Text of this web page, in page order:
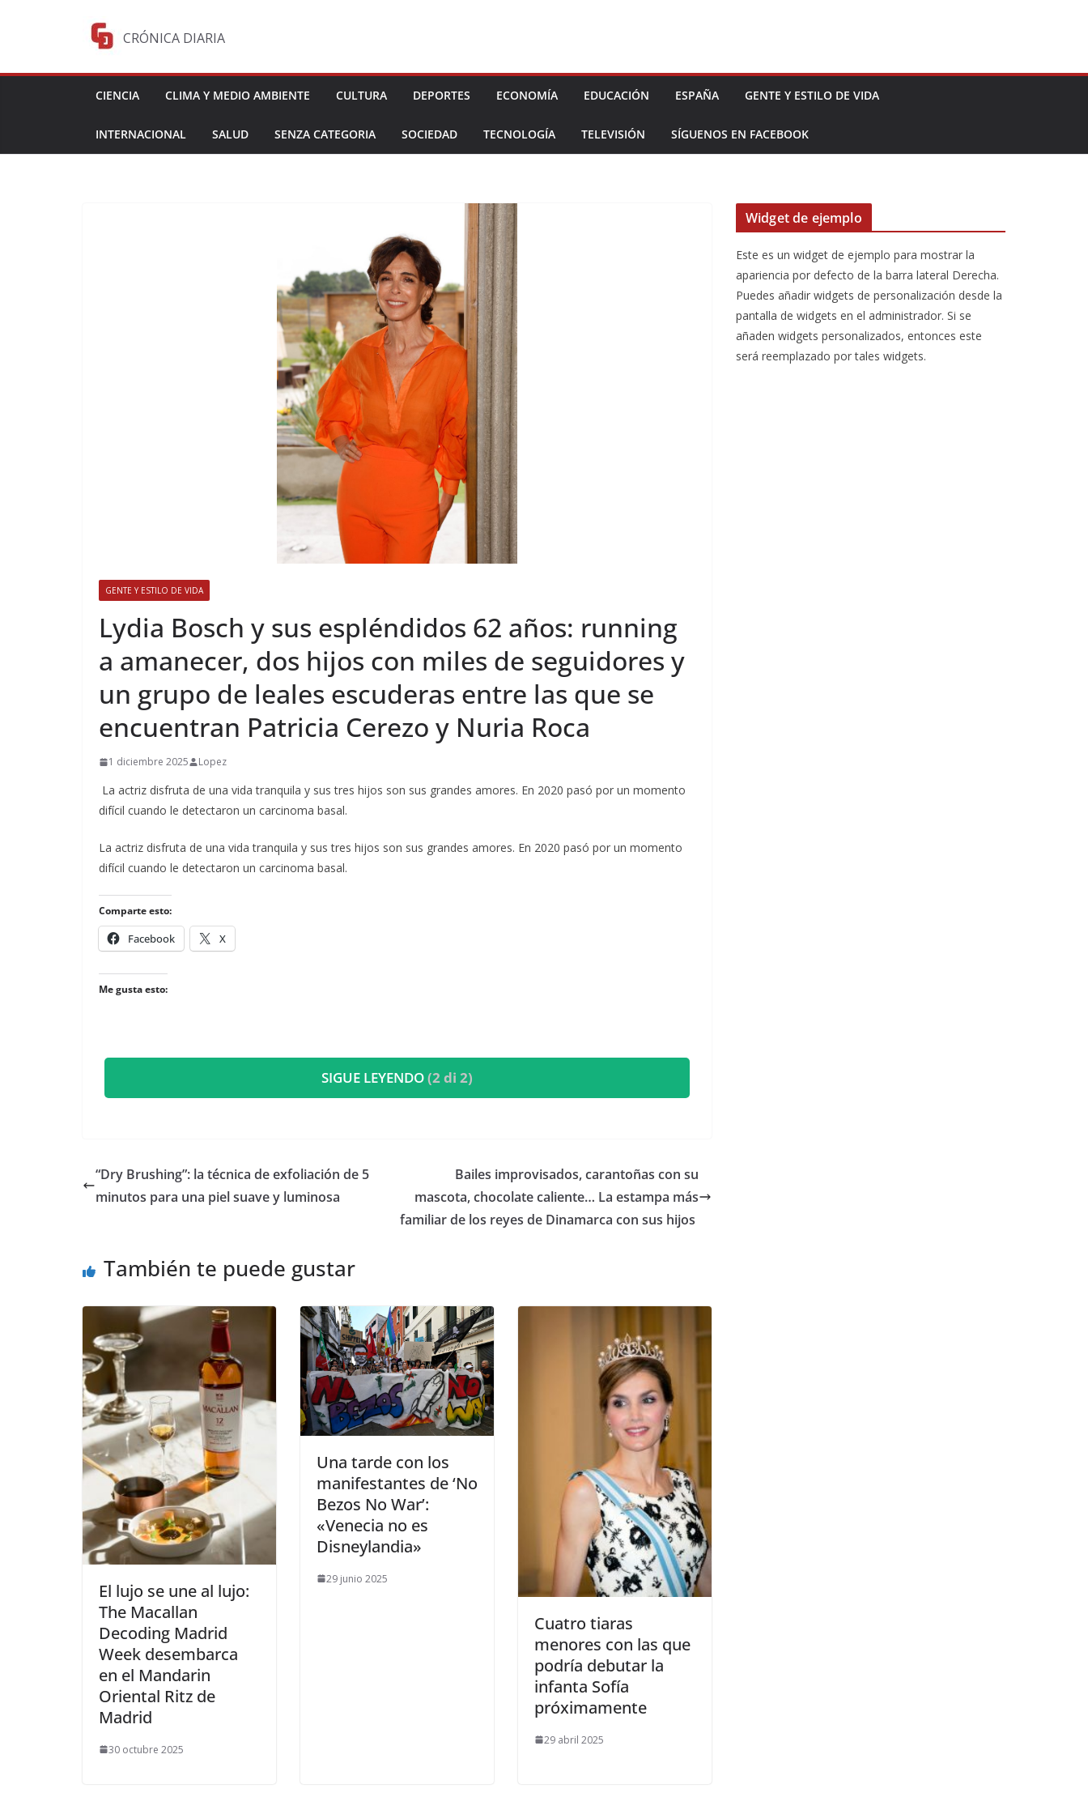
CRÓNICA DIARIA
CIENCIA CLIMA Y MEDIO AMBIENTE CULTURA DEPORTES ECONOMÍA EDUCACIÓN ESPAÑA GENTE Y ESTILO DE VIDA
INTERNACIONAL SALUD SENZA CATEGORIA SOCIEDAD TECNOLOGÍA TELEVISIÓN SÍGUENOS EN FACEBOOK
GENTE Y ESTILO DE VIDA
​Lydia Bosch y sus espléndidos 62 años: running
a amanecer, dos hijos con miles de seguidores y
un grupo de leales escuderas entre las que se
encuentran Patricia Cerezo y Nuria Roca
1 diciembre 2025 Lopez
La actriz disfruta de una vida tranquila y sus tres hijos son sus grandes amores. En 2020 pasó por un momento
difícil cuando le detectaron un carcinoma basal.
​La actriz disfruta de una vida tranquila y sus tres hijos son sus grandes amores. En 2020 pasó por un momento
difícil cuando le detectaron un carcinoma basal.
Comparte esto:
Facebook X
Me gusta esto:
SIGUE LEYENDO(2 di 2)
“Dry Brushing”: la técnica de exfoliación de 5
minutos para una piel suave y luminosa
​Bailes improvisados, carantoñas con su
mascota, chocolate caliente… La estampa más
familiar de los reyes de Dinamarca con sus hijos
También te puede gustar
​El lujo se une al lujo:
The Macallan
Decoding Madrid
Week desembarca
en el Mandarin
Oriental Ritz de
Madrid
30 octubre 2025
​Una tarde con los
manifestantes de ‘No
Bezos No War’:
«Venecia no es
Disneylandia»
29 junio 2025
​Cuatro tiaras
menores con las que
podría debutar la
infanta Sofía
próximamente
29 abril 2025
Widget de ejemplo
Este es un widget de ejemplo para mostrar la
apariencia por defecto de la barra lateral Derecha.
Puedes añadir widgets de personalización desde la
pantalla de widgets en el administrador. Si se
añaden widgets personalizados, entonces este
será reemplazado por tales widgets.